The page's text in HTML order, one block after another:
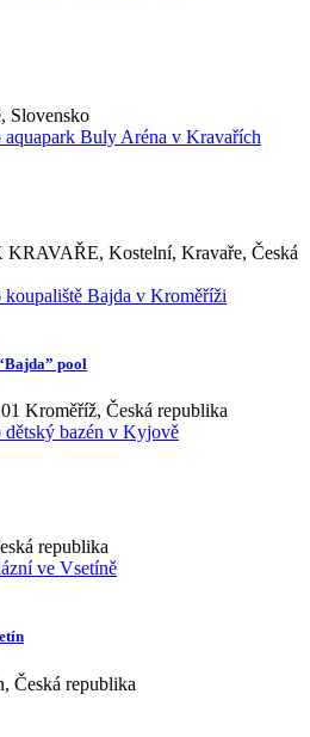
Slovensko
Kostelní, Kravaře, Česká
pool
Kroměříž, Česká republika
republika
Česká republika